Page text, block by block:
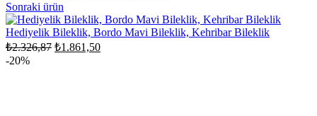
₺2.326,87.fiyat:
₺1.861,50.
Sonraki ürün
Hediyelik Bileklik, Bordo Mavi Bileklik, Kehribar Bileklik
₺2.326,87 Orijinal
₺1.861,50Şu
-20%